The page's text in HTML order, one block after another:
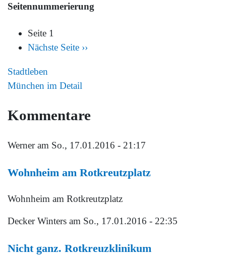
Seitennummerierung
Seite 1
Nächste Seite ››
Stadtleben
München im Detail
Kommentare
Werneram So., 17.01.2016 - 21:17
Wohnheim am Rotkreutzplatz
Wohnheim am Rotkreutzplatz
Decker Winters am So., 17.01.2016 - 22:35
Nicht ganz. Rotkreuzklinikum